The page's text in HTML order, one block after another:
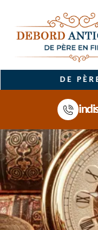
DE